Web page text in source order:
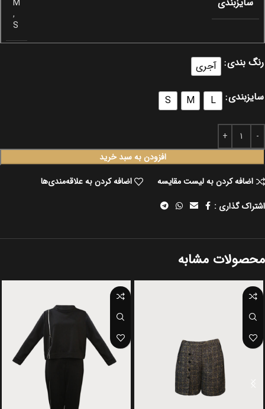
M
,
S
رنگ بندی آجری
سایزبندی L
M
S
افزودن به سبد خرید
اضافه کردن به لیست مقایسه
اضافه کردن به علاقه‌مندی‌ها
اشتراک گذاری :
محصولات مشابه